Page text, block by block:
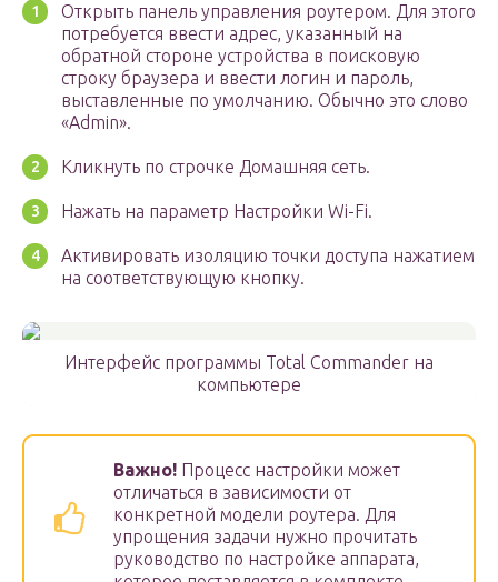
Открыть панель управления роутером. Для этого
потребуется ввести адрес, указанный на
обратной стороне устройства в поисковую
строку браузера и ввести логин и пароль,
выставленные по умолчанию. Обычно это слово
«Admin».
Кликнуть по строчке Домашняя сеть.
Нажать на параметр Настройки Wi-Fi.
Активировать изоляцию точки доступа нажатием
на соответствующую кнопку.
Интерфейс программы Total Commander на
компьютере
Важно! Процесс настройки может
отличаться в зависимости от
конкретной модели роутера. Для
упрощения задачи нужно прочитать
руководство по настройке аппарата,